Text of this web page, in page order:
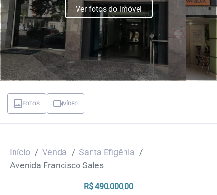
Ver fotos do imóvel
FOTOS VÍDEO
Início Venda
Santa Efigênia
Avenida Francisco Sales
R$ 490.000,00